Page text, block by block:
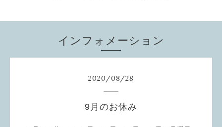
インフォメーション
2020/08/28
9月のお休み